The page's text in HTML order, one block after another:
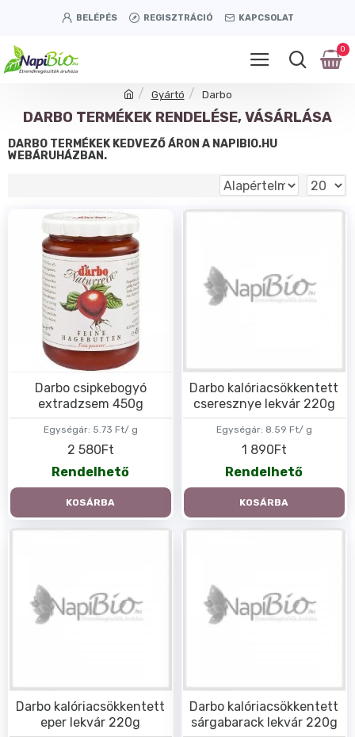
BELÉPÉS REGISZTRÁCIÓ KAPCSOLAT
0
Gyártó Darbo
DARBO TERMÉKEK RENDELÉSE, VÁSÁRLÁSA
DARBO TERMÉKEK KEDVEZŐ ÁRON A NAPIBIO.HU
WEBÁRUHÁZBAN.
Egységár: 5.73 Ft/ g
Darbo csipkebogyó
extradzsem 450g
2 580Ft
Rendelhető
KOSÁRBA
Egységár: 8.59 Ft/ g
Darbo kalóriacsökkentett
cseresznye lekvár 220g
1 890Ft
Rendelhető
KOSÁRBA
Darbo kalóriacsökkentett
eper lekvár 220g
Darbo kalóriacsökkentett
sárgabarack lekvár 220g